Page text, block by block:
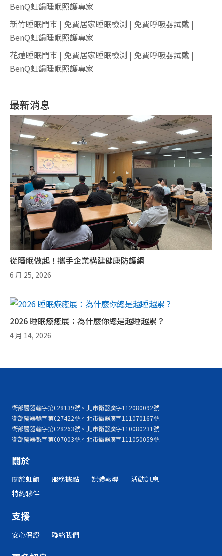
BenQ虹韻睡眠照護專家
新竹睡眠門市 | 免費居家睡眠檢測 | 免費呼吸器試戴 |
BenQ虹韻睡眠照護專家
花蓮睡眠門市 | 免費居家睡眠檢測 | 免費呼吸器試戴 |
BenQ虹韻睡眠照護專家
最新消息
從睡眠做起！攜手企業構建健康防護網
6 月 25, 2026
2026 睡眠療癒展：為什麼你總是越睡越累？
4 月 14, 2026
衛部醫器輸字第028139號。北市衛器廣字112080092號
衛部醫器輸字第027422號。北市衛器廣字111070167號
衛部醫器輸字第028263號。北市衛器廣字110080231號
衛部醫器製字第007003號。北市衛器廣字111050059號
關於
關於虹韻 服務據點 媒體報導
活動訊息
特約夥伴
支援
安心保證 聯絡我們